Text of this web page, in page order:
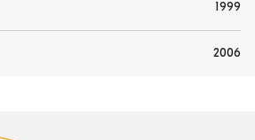
1999
2006